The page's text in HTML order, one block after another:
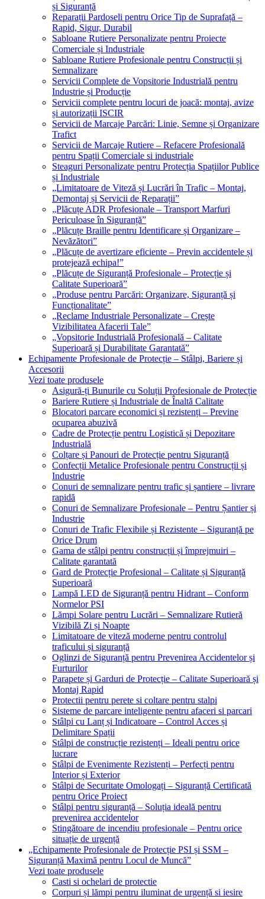
și Siguranță
Reparații Pardoseli pentru Orice Tip de Suprafață –
Rapid, Sigur, Durabil
Sabloane Rutiere Personalizate pentru Proiecte
Comerciale și Industriale
Sabloane Rutiere Profesionale pentru Construcții și
Semnalizare
Servicii Complete de Vopsitorie Industrială pentru
Industrie și Producție
Servicii complete pentru locuri de joacă: montaj, avize
și autorizații ISCIR
Servicii de Marcaje Parcări: Linie, Semne și Organizare
Trafict
Servicii de Marcaje Rutiere – Refacere Profesională
pentru Spații Comerciale si industriale
Steaguri Personalizate pentru Protecția Spațiilor Publice
și Industriale
„Limitatoare de Viteză și Lucrări în Trafic – Montaj,
Demontaj și Servicii de Reparații”
„Plăcuțe ADR Profesionale – Transport Marfuri
Periculoase în Siguranță”
„Plăcuțe Braille pentru Identificare și Organizare –
Nevăzători”
„Plăcuțe de avertizare eficiente – Previn accidentele și
protejează echipa!”
„Plăcuțe de Siguranță Profesionale – Protecție și
Calitate Superioară”
„Produse pentru Parcări: Organizare, Siguranță și
Funcționalitate”
„Reclame Industriale Personalizate – Crește
Vizibilitatea Afacerii Tale”
„Vopsitorie Industrială Profesională – Calitate
Superioară și Durabilitate Garantată”
Echipamente Profesionale de Protecție – Stâlpi, Bariere și
Accesorii
Vezi toate produsele
Asigură-ți Bunurile cu Soluții Profesionale de Protecție
Bariere Rutiere și Industriale de Înaltă Calitate
Blocatori parcare economici și rezistenți – Previne
ocuparea abuzivă
Cadre de Protecție pentru Logistică și Depozitare
Industrială
Colțare și Panouri de Protecție pentru Siguranță
Confecții Metalice Profesionale pentru Construcții și
Industrie
Conuri de semnalizare pentru trafic și șantiere – livrare
rapidă
Conuri de Semnalizare Profesionale – Pentru Șantier și
Industrie
Conuri de Trafic Flexibile și Rezistente – Siguranță pe
Orice Drum
Gama de stâlpi pentru construcții și împrejmuiri –
Calitate garantată
Gard de Protecție Profesional – Calitate și Siguranță
Superioară
Lampă LED de Siguranță pentru Hidrant – Conform
Normelor PSI
Lămpi Solare pentru Lucrări – Semnalizare Rutieră
Vizibilă Zi și Noapte
Limitatoare de viteză moderne pentru controlul
traficului și siguranță
Oglinzi de Siguranță pentru Prevenirea Accidentelor și
Furturilor
Parapete și Garduri de Protecție – Calitate Superioară și
Montaj Rapid
Protectii pentru perete si coltare pentru stalpi
Sisteme de parcare inteligente pentru afaceri si parcari
Stâlpi cu Lanț și Indicatoare – Control Acces și
Delimitare Spații
Stâlpi de construcție rezistenți – Ideali pentru orice
lucrare
Stâlpi de Evenimente Rezistenți – Perfecți pentru
Interior și Exterior
Stâlpi de Securitate Omologați – Siguranță Certificată
pentru Orice Proiect
Stâlpi pentru siguranță – Soluția ideală pentru
prevenirea accidentelor
Stingătoare de incendiu profesionale – Pentru orice
situație de urgență
„Echipamente Profesionale de Protecție PSI și SSM –
Siguranță Maximă pentru Locul de Muncă”
Vezi toate produsele
Casti si ochelari de protectie
Corpuri și lămpi pentru iluminat de urgență si iesire